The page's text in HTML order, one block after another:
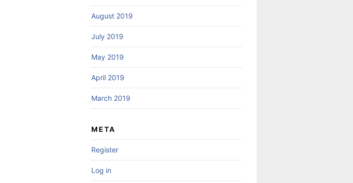
August 2019
July 2019
May 2019
April 2019
March 2019
META
Register
Log in